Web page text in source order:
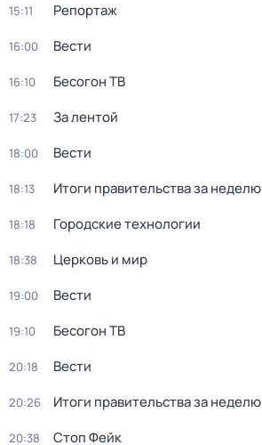
15:11 Репортаж
16:00 Вести
16:10 Бесогон ТВ
17:23 За лентой
18:00 Вести
18:13 Итоги правительства за неделю
18:18 Городские технологии
18:38 Церковь и мир
19:00 Вести
19:10 Бесогон ТВ
20:18 Вести
20:26 Итоги правительства за неделю
20:38 Стоп Фейк